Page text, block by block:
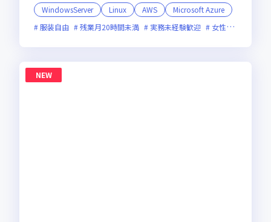
WindowsServer
Linux AWS
Microsoft Azure
服装自由
残業月20時間未満 実務未経験歓迎 女性エンジニアが活躍中
NEW